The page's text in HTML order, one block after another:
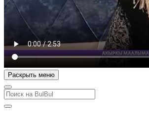
Раскрыть меню